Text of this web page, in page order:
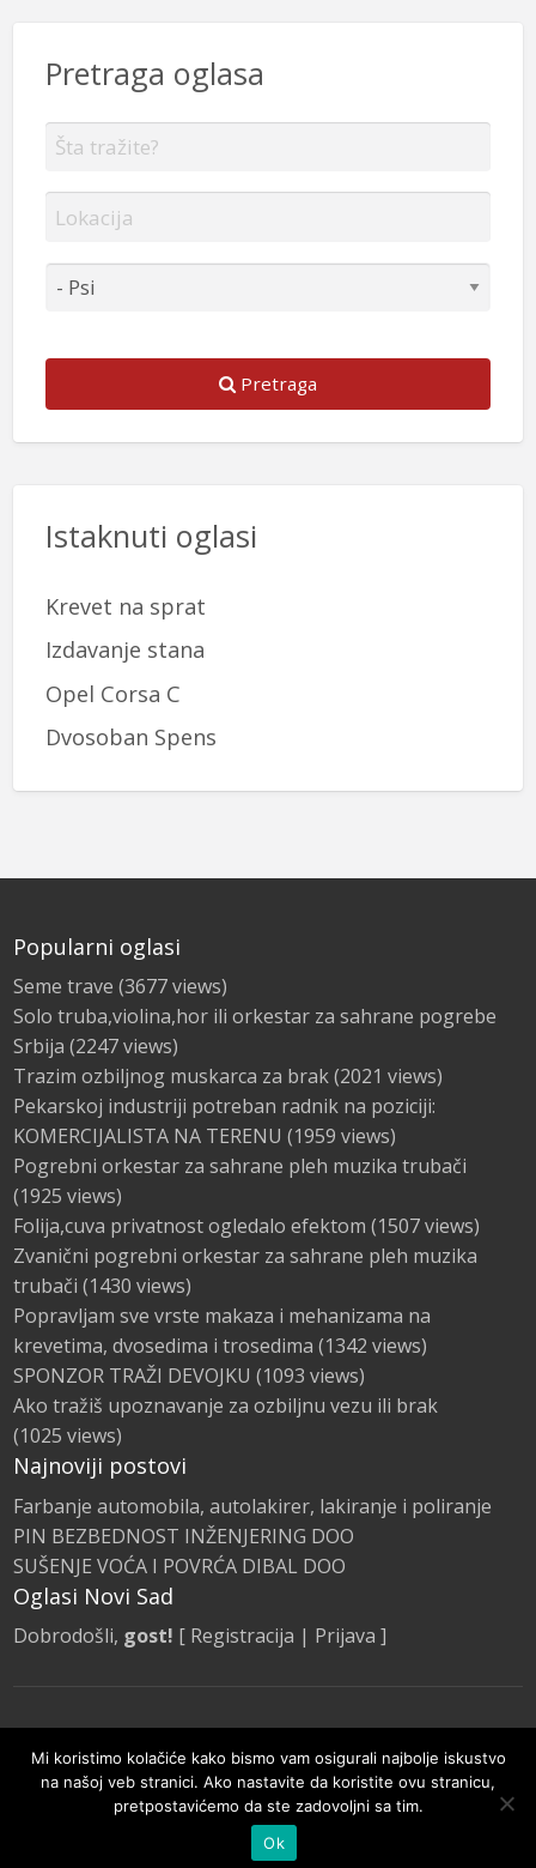
Pretraga oglasa
Pretraga
Istaknuti oglasi
Krevet na sprat
Izdavanje stana
Opel Corsa C
Dvosoban Spens
Popularni oglasi
Seme trave (3677 views)
Solo truba,violina,hor ili orkestar za sahrane pogrebe
Srbija (2247 views)
Trazim ozbiljnog muskarca za brak(2021 views)
Pekarskoj industriji potreban radnik na poziciji:
KOMERCIJALISTA NA TERENU (1959 views)
Pogrebni orkestar za sahrane pleh muzika trubači
(1925 views)
Folija,cuva privatnost ogledalo efektom (1507 views)
Zvanični pogrebni orkestar za sahrane pleh muzika
trubači (1430 views)
Popravljam sve vrste makaza i mehanizama na
krevetima, dvosedima i trosedima (1342 views)
SPONZOR TRAŽI DEVOJKU (1093 views)
Ako tražiš upoznavanje za ozbiljnu vezu ili brak
(1025 views)
Najnoviji postovi
Farbanje automobila, autolakirer, lakiranje i poliranje
PIN BEZBEDNOST INŽENJERING DOO
SUŠENJE VOĆA I POVRĆA DIBAL DOO
Oglasi Novi Sad
Dobrodošli, gost! [ Registracija | Prijava ]
Pravila i smernice
© Oglasi Novi Sad 2020 | Sva prava zadržana.
Mi koristimo kolačiće kako bismo vam osigurali najbolje iskustvo
na našoj veb stranici. Ako nastavite da koristite ovu stranicu,
pretpostavićemo da ste zadovoljni sa tim.
Ok